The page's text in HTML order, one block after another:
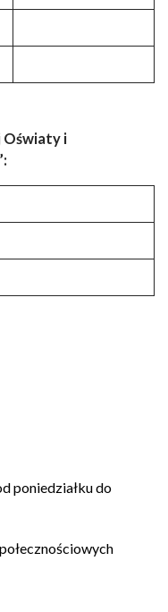
Oświaty i
poniedziałku do